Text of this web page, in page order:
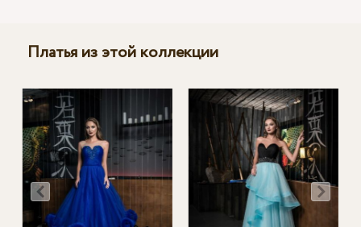
Платья из этой коллекции